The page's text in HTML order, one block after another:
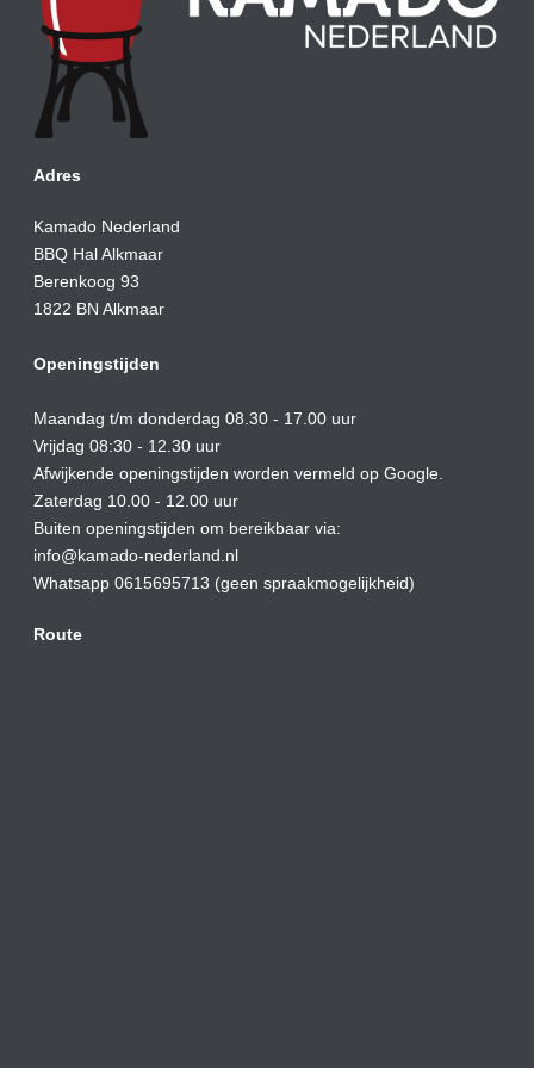
Adres
Kamado Nederland
BBQ Hal Alkmaar
Berenkoog 93
1822 BN Alkmaar
Openingstijden
Maandag t/m donderdag 08.30 - 17.00 uur
Vrijdag 08:30 - 12.30 uur
Afwijkende openingstijden worden vermeld op Google.
Zaterdag 10.00 - 12.00 uur
Buiten openingstijden om bereikbaar via:
info@kamado-nederland.nl
Whatsapp 0615695713 (geen spraakmogelijkheid)
Route